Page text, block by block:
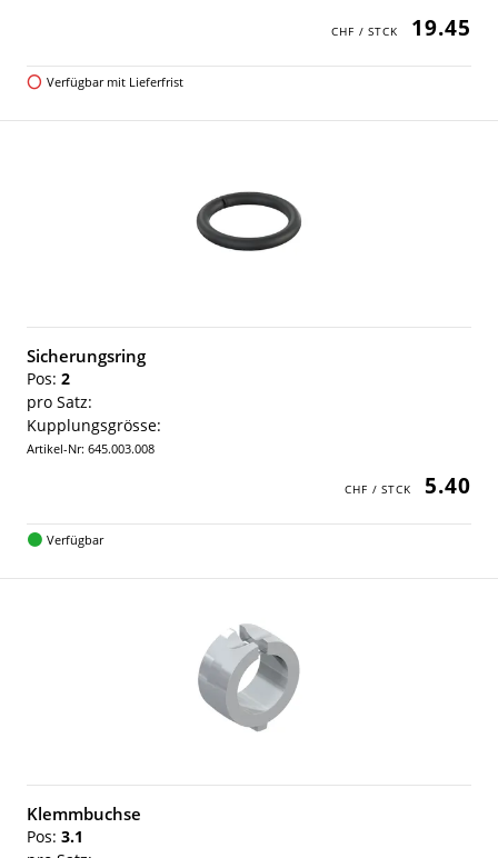
19.45
Verfügbar mit Lieferfrist
Sicherungsring
Pos: 2
pro Satz:
Kupplungsgrösse:
Artikel-Nr: 645.003.008
5.40
Verfügbar
Klemmbuchse
Pos: 3.1